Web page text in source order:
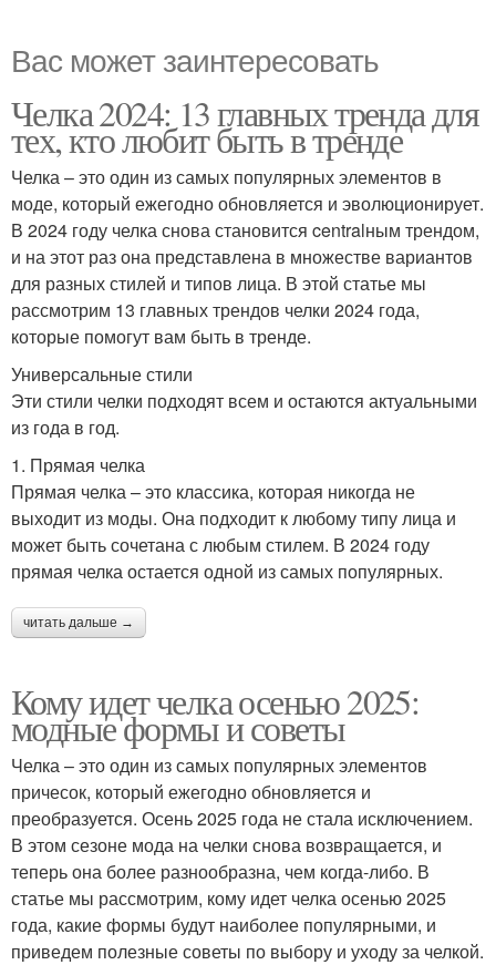
Вас может заинтересовать
Челка 2024: 13 главных тренда для
тех, кто любит быть в тренде
Челка – это один из самых популярных элементов в
моде, который ежегодно обновляется и эволюционирует.
В 2024 году челка снова становится centralным трендом,
и на этот раз она представлена в множестве вариантов
для разных стилей и типов лица. В этой статье мы
рассмотрим 13 главных трендов челки 2024 года,
которые помогут вам быть в тренде.
Универсальные стили
Эти стили челки подходят всем и остаются актуальными
из года в год.
1. Прямая челка
Прямая челка – это классика, которая никогда не
выходит из моды. Она подходит к любому типу лица и
может быть сочетана с любым стилем. В 2024 году
прямая челка остается одной из самых популярных.
читать дальше →
Кому идет челка осенью 2025:
модные формы и советы
Челка – это один из самых популярных элементов
причесок, который ежегодно обновляется и
преобразуется. Осень 2025 года не стала исключением.
В этом сезоне мода на челки снова возвращается, и
теперь она более разнообразна, чем когда-либо. В
статье мы рассмотрим, кому идет челка осенью 2025
года, какие формы будут наиболее популярными, и
приведем полезные советы по выбору и уходу за челкой.